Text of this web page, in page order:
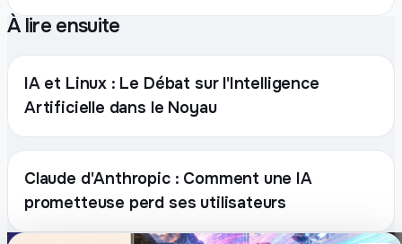
À lire ensuite
IA et Linux : Le Débat sur l'Intelligence
Artificielle dans le Noyau
Claude d'Anthropic : Comment une IA
prometteuse perd ses utilisateurs